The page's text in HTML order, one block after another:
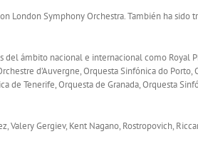
London Symphony Orchestra. También ha
ámbito nacional e internacional como Royal
d’Auvergne, Orquesta Sinfónica do
de Tenerife, Orquesta de Granada, Orquesta
Gergiev, Kent Nagano, Rostropovich,